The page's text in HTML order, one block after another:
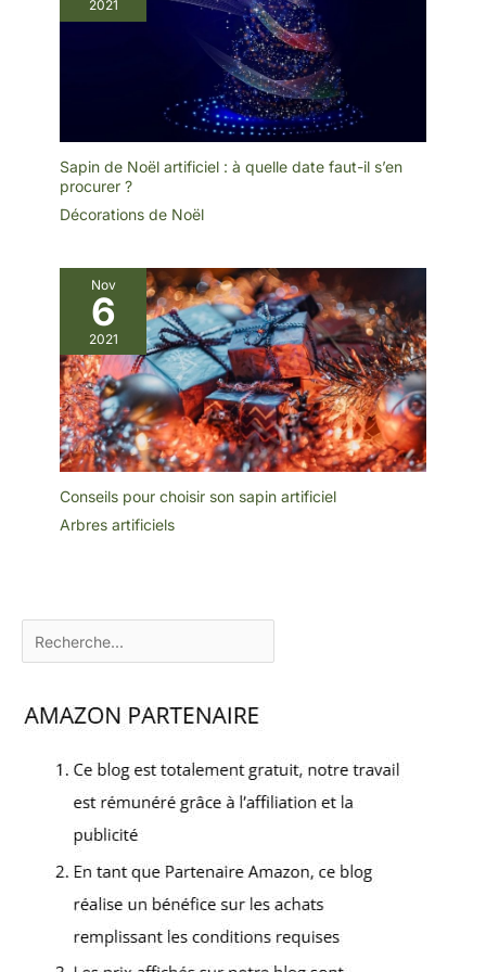
et bien d'autres encore.décoration d'ambiance
pour les chambres ou
éclairage d'ambiance
pour les fêtes/bars.
Décoration polyvalente
pour toutes les scènes,
parfait pour la décoration
de la maison (salon,
chambre), les accents de
fête (anniversaire,
vacances), l'ambiance de
configuration de jeu —
l'effet 3D unique en fait
cadeau.
2021
Sapin de Noël artificiel : à quelle date faut-il s’en
procurer ?
Décorations de Noël
Nov
6
2021
Conseils pour choisir son sapin artificiel
Arbres artificiels